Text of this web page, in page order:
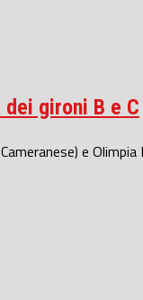
gironi B e C
e Olimpia